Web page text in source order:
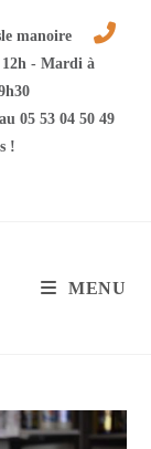
manoire
- Mardi à
05 53 04 50 49
!
MENU